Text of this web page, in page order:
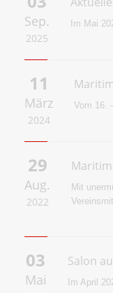
Sep.
2025
Im Mai
11
März
2024
Vom 16.
29
Aug.
2022
Mit
03
Mai
Salon
Im April